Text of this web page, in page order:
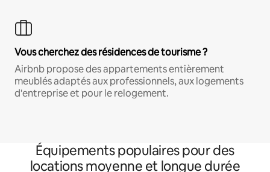
Vous cherchez des résidences de tourisme ?
Airbnb propose des appartements entièrement
meublés adaptés aux professionnels, aux logements
d'entreprise et pour le relogement.
Équipements populaires pour des
locations moyenne et longue durée